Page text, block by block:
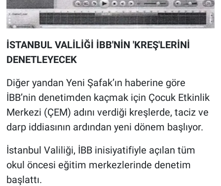
İSTANBUL VALİLİĞİ İBB'NİN 'KREŞ'LERİNİ
DENETLEYECEK
Diğer yandan Yeni Şafak’ın haberine göre
İBB’nin denetimden kaçmak için Çocuk Etkinlik
Merkezi (ÇEM) adını verdiği kreşlerde, taciz ve
darp iddiasının ardından yeni dönem başlıyor.
İstanbul Valiliği, İBB inisiyatifiyle açılan tüm
okul öncesi eğitim merkezlerinde denetim
başlattı.